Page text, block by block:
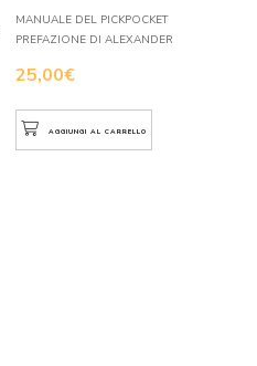
25,00€
MANUALE DEL PICKPOCKET
PREFAZIONE DI ALEXANDER
AGGIUNGI AL CARRELLO